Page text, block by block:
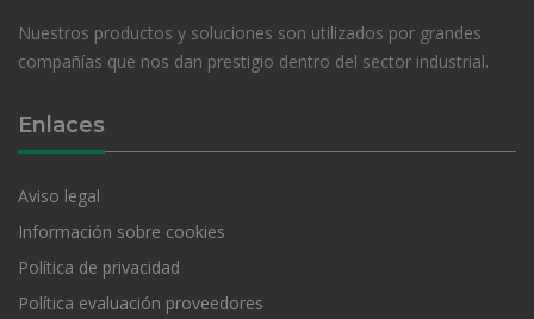
Nuestros productos y soluciones son utilizados por grandes
compañías que nos dan prestigio dentro del sector industrial.
Enlaces
Aviso legal
Información sobre cookies
Política de privacidad
Política evaluación proveedores